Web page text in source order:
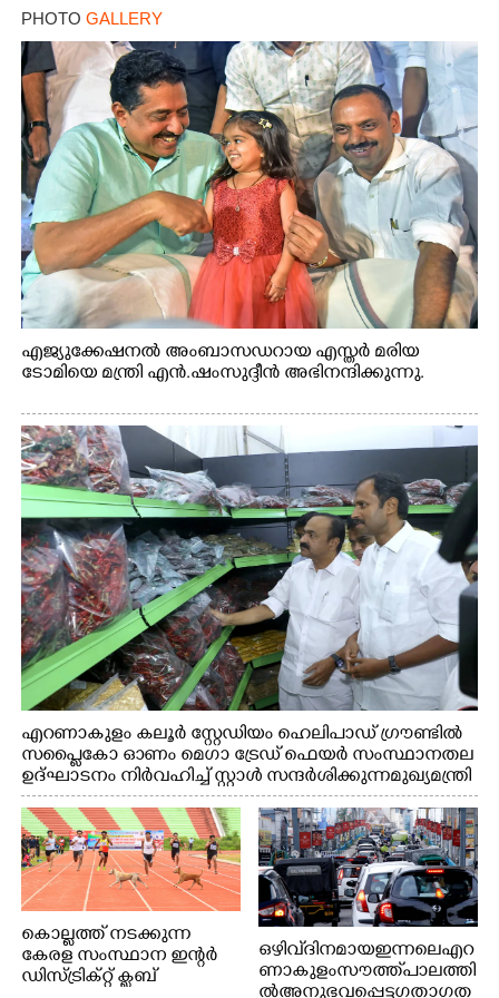
PHOTO GALLERY
എജ്യുക്കേഷനൽ അംബാസഡറായ എസ്തർ മരിയ
ടോമിയെ മന്ത്രി എൻ.ഷംസുദ്ദീൻ അഭിനന്ദിക്കുന്നു.
എറണാകുളം കലൂർ സ്റ്റേഡിയം ഹെലിപാഡ് ഗ്രൗണ്ടിൽ
സപ്ളൈകോ ഓണം മെഗാ ട്രേഡ് ഫെയർ സംസ്ഥാനതല
ഉദ്ഘാടനം നിർവഹിച്ച് സ്റ്റാൾ സന്ദർശിക്കുന്ന മുഖ്യമന്ത്രി
വി.ഡി. സതീശൻ. മന്ത്രി അനൂപ് ജേക്കബ് സമീപം
കൊല്ലത്ത് നടക്കുന്ന
കേരള സംസ്ഥാന ഇന്റർ
ഡിസ്ട്രിക്റ്റ് ക്ലബ്
ഒഴിവ് ദിനമായ ഇന്നലെ എറ
ണാകുളം സൗത്ത് പാലത്തി
ൽ അനുഭവപ്പെട്ട ഗതാഗത